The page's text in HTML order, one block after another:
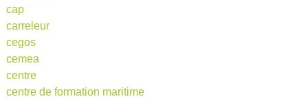
cap
carreleur
cegos
cemea
centre
centre de formation maritime